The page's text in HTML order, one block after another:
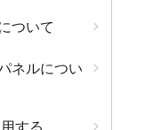
ついて
ネルについ
する